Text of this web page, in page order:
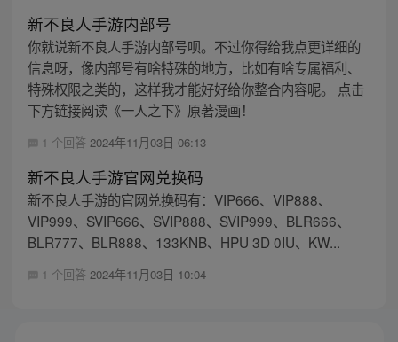
新不良人手游内部号
你就说新不良人手游内部号呗。不过你得给我点更详细的
信息呀，像内部号有啥特殊的地方，比如有啥专属福利、
特殊权限之类的，这样我才能好好给你整合内容呢。 点击
下方链接阅读《一人之下》原著漫画！
1 个回答 2024年11月03日 06:13
新不良人手游官网兑换码
新不良人手游的官网兑换码有：VIP666、VIP888、
VIP999、SVIP666、SVIP888、SVIP999、BLR666、
BLR777、BLR888、133KNB、HPU 3D 0IU、KW...
1 个回答 2024年11月03日 10:04